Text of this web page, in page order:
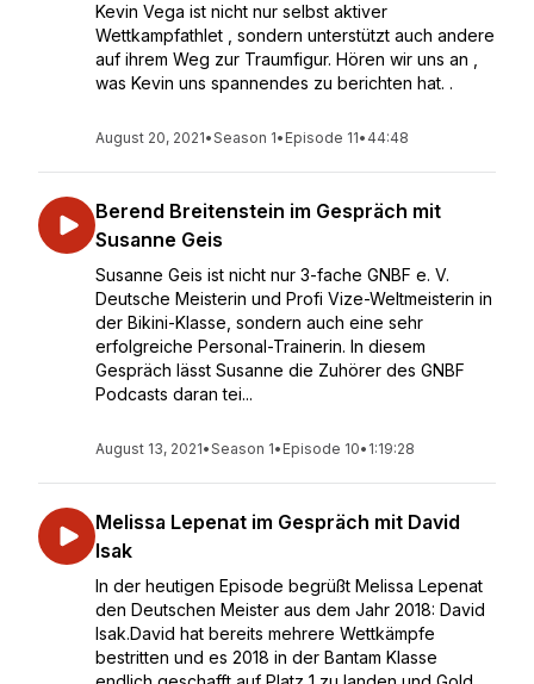
Kevin Vega ist nicht nur selbst aktiver
Wettkampfathlet , sondern unterstützt auch andere
auf ihrem Weg zur Traumfigur. Hören wir uns an ,
was Kevin uns spannendes zu berichten hat. .
August 20, 2021•Season 1• Episode 11• 44:48
Berend Breitenstein im Gespräch mit
Susanne Geis
Susanne Geis ist nicht nur 3-fache GNBF e. V.
Deutsche Meisterin und Profi Vize-Weltmeisterin in
der Bikini-Klasse, sondern auch eine sehr
erfolgreiche Personal-Trainerin. In diesem
Gespräch lässt Susanne die Zuhörer des GNBF
Podcasts daran tei...
August 13, 2021•Season 1• Episode 10• 1:19:28
Melissa Lepenat im Gespräch mit David
Isak
In der heutigen Episode begrüßt Melissa Lepenat
den Deutschen Meister aus dem Jahr 2018: David
Isak.David hat bereits mehrere Wettkämpfe
bestritten und es 2018 in der Bantam Klasse